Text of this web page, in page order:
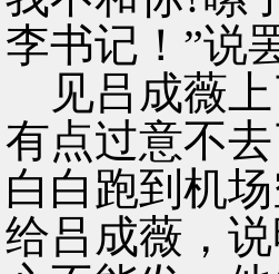
李书记！”说
见吕成薇上
有点过意不
白白跑到机
给吕成薇，